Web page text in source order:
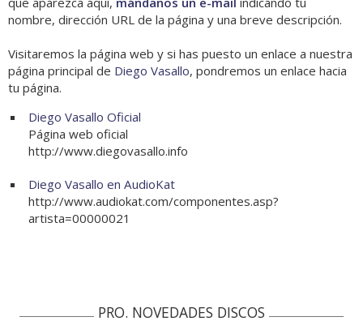
nombre, dirección URL de la página y una breve descripción.
Visitaremos la página web y si has puesto un enlace a nuestra
página principal de Diego Vasallo, pondremos un enlace hacia
tu página.
Diego Vasallo Oficial
Página web oficial
http://www.diegovasallo.info
Diego Vasallo en AudioKat
http://www.audiokat.com/componentes.asp?
artista=00000021
PRO. NOVEDADES DISCOS